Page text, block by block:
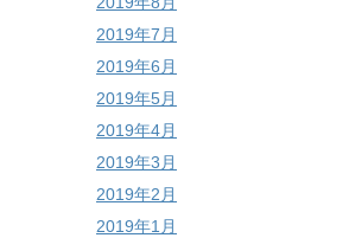
2019年7月
2019年6月
2019年5月
2019年4月
2019年3月
2019年2月
2019年1月